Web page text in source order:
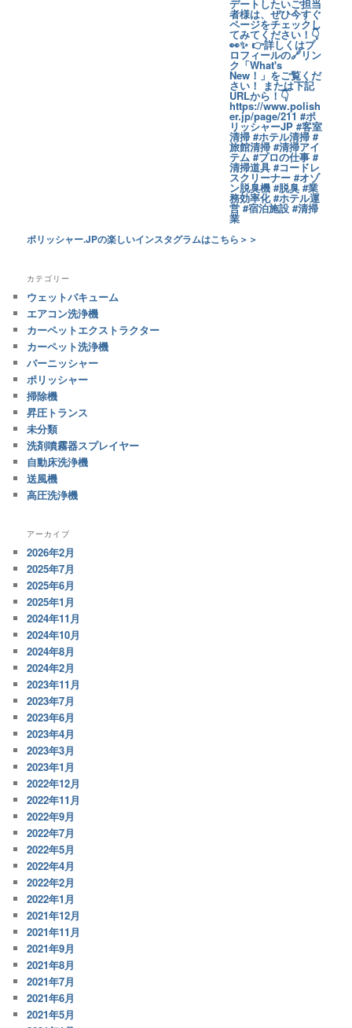
ポリッシャー.JPの楽しいインスタグラムはこちら＞＞
カテゴリー
ウェットバキューム
エアコン洗浄機
カーペットエクストラクター
カーペット洗浄機
バーニッシャー
ポリッシャー
掃除機
昇圧トランス
未分類
洗剤噴霧器スプレイヤー
自動床洗浄機
送風機
高圧洗浄機
アーカイブ
2026年2月
2025年7月
2025年6月
2025年1月
2024年11月
2024年10月
2024年8月
2024年2月
2023年11月
2023年7月
2023年6月
2023年4月
2023年3月
2023年1月
2022年12月
2022年11月
2022年9月
2022年7月
2022年5月
2022年4月
2022年2月
2022年1月
2021年12月
2021年11月
2021年9月
2021年8月
2021年7月
2021年6月
2021年5月